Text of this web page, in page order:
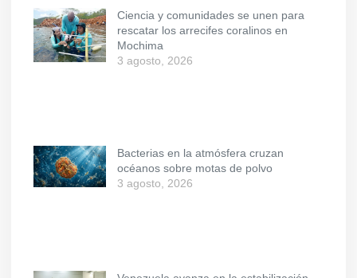
Ciencia y comunidades se unen para
rescatar los arrecifes coralinos en
Mochima
3 agosto, 2026
Bacterias en la atmósfera cruzan
océanos sobre motas de polvo
3 agosto, 2026